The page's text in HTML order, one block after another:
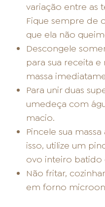
variação entre as
Fique sempre de
que ela não
Descongele
para sua receita
massa
Para unir duas
umedeça com
macio.
Pincele sua
isso, utilize um
ovo inteiro batido
Não fritar,
em forno